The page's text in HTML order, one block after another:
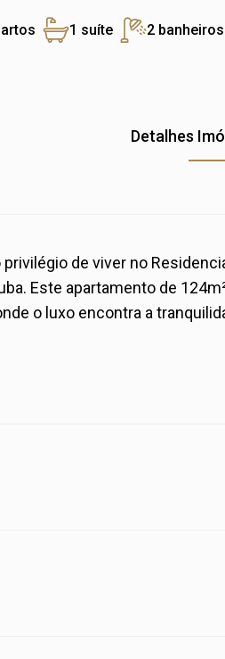
1 suíte 2 banheiros
Detalhes
privilégio de viver no
Este apartamento de
o luxo encontra a